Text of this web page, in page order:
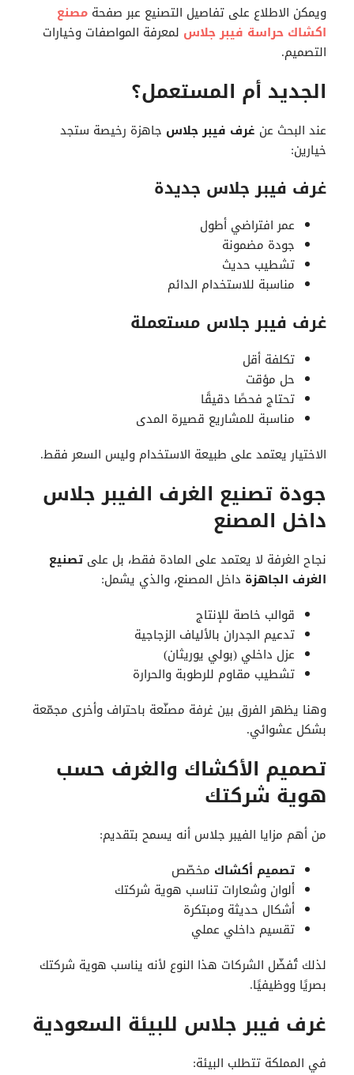
ويمكن الاطلاع على تفاصيل التصنيع عبر صفحة مصنع
اكشاك حراسة فيبر جلاس لمعرفة المواصفات وخيارات
التصميم.
الجديد أم المستعمل؟
عند البحث عن غرف فيبر جلاس جاهزة رخيصة ستجد
خيارين:
غرف فيبر جلاس جديدة
عمر افتراضي أطول
جودة مضمونة
تشطيب حديث
مناسبة للاستخدام الدائم
غرف فيبر جلاس مستعملة
تكلفة أقل
حل مؤقت
تحتاج فحصًا دقيقًا
مناسبة للمشاريع قصيرة المدى
الاختيار يعتمد على طبيعة الاستخدام وليس السعر فقط.
جودة تصنيع الغرف الفيبر جلاس
داخل المصنع
نجاح الغرفة لا يعتمد على المادة فقط، بل على تصنيع
الغرف الجاهزة داخل المصنع، والذي يشمل:
قوالب خاصة للإنتاج
تدعيم الجدران بالألياف الزجاجية
عزل داخلي (بولي يوريثان)
تشطيب مقاوم للرطوبة والحرارة
وهنا يظهر الفرق بين غرفة مصنّعة باحتراف وأخرى مجمّعة
بشكل عشوائي.
تصميم الأكشاك والغرف حسب
هوية شركتك
من أهم مزايا الفيبر جلاس أنه يسمح بتقديم:
تصميم أكشاك مخصّص
ألوان وشعارات تناسب هوية شركتك
أشكال حديثة ومبتكرة
تقسيم داخلي عملي
لذلك تُفضّل الشركات هذا النوع لأنه يناسب هوية شركتك
بصريًا ووظيفيًا.
غرف فيبر جلاس للبيئة السعودية
في المملكة تتطلب البيئة: